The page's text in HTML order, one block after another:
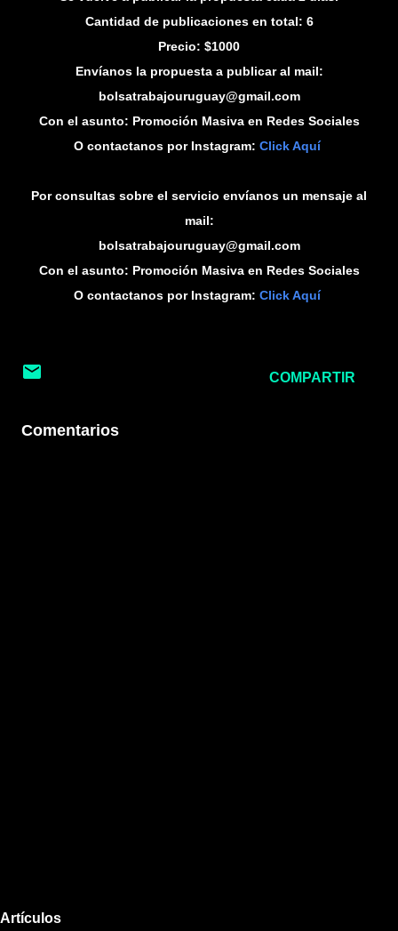
Cantidad de publicaciones en total: 6
Precio: $1000
Envíanos la propuesta a publicar al mail:
bolsatrabajouruguay@gmail.com
Con el asunto: Promoción Masiva en Redes Sociales
O contactanos por Instagram: Click Aquí
Por consultas sobre el servicio envíanos un mensaje al
mail:
bolsatrabajouruguay@gmail.com
Con el asunto: Promoción Masiva en Redes Sociales
O contactanos por Instagram: Click Aquí
COMPARTIR
Comentarios
Artículos